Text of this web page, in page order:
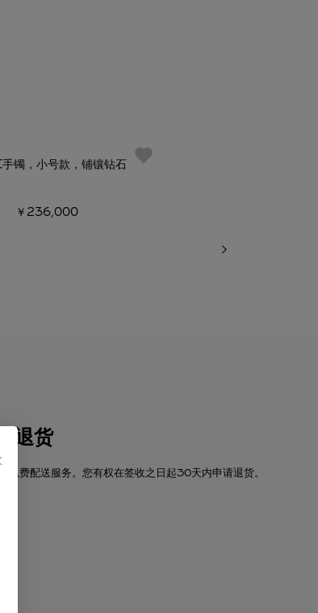
镯，小号款，铺镶钻石
￥236,000
退货
供免费配送服务。您有权在签收之日起30天内申请退货。